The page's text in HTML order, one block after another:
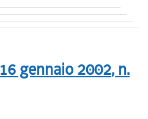
16 gennaio 2002, n.